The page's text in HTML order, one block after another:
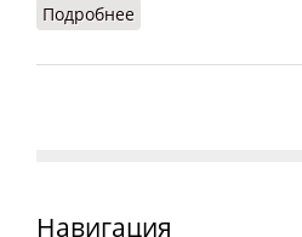
Подробнее
Навигация